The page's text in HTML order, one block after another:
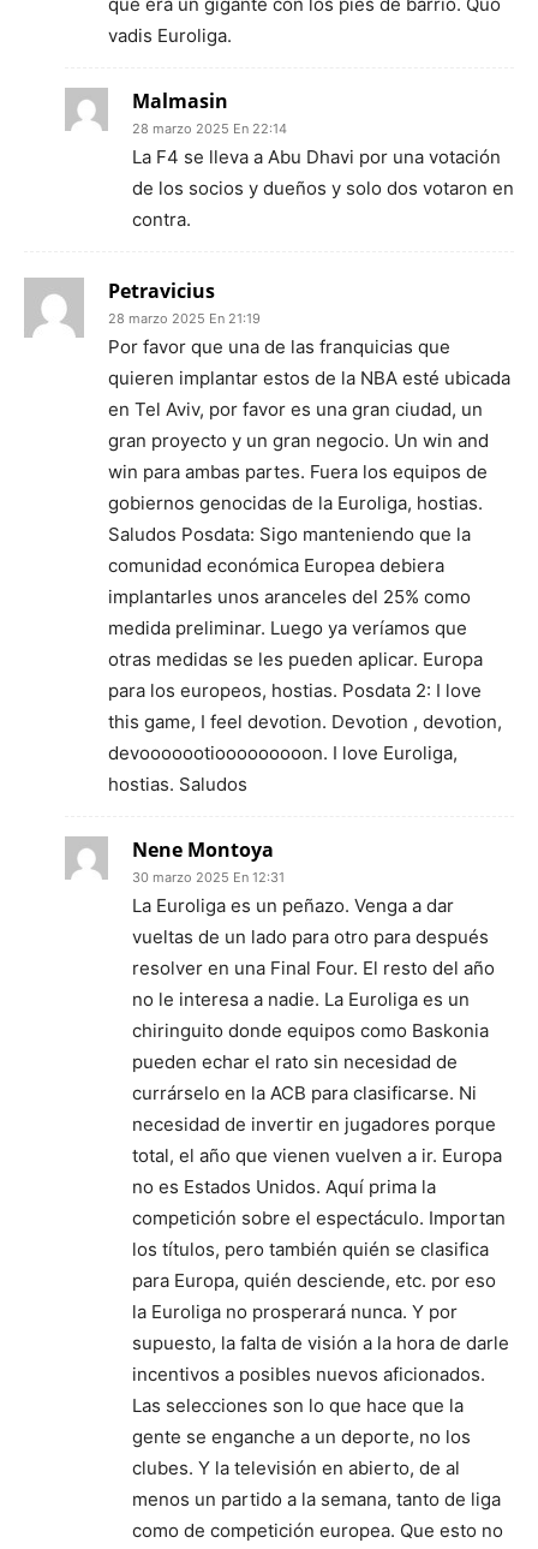
vadis Euroliga.
Malmasin
28 marzo 2025 En 22:14
La F4 se lleva a Abu Dhavi por una votación
de los socios y dueños y solo dos votaron en
contra.
Petravicius
28 marzo 2025 En 21:19
Por favor que una de las franquicias que
quieren implantar estos de la NBA esté ubicada
en Tel Aviv, por favor es una gran ciudad, un
gran proyecto y un gran negocio. Un win and
win para ambas partes. Fuera los equipos de
gobiernos genocidas de la Euroliga, hostias.
Saludos Posdata: Sigo manteniendo que la
comunidad económica Europea debiera
implantarles unos aranceles del 25% como
medida preliminar. Luego ya veríamos que
otras medidas se les pueden aplicar. Europa
para los europeos, hostias. Posdata 2: I love
this game, I feel devotion. Devotion , devotion,
devooooootiooooooooon. I love Euroliga,
hostias. Saludos
Nene Montoya
30 marzo 2025 En 12:31
La Euroliga es un peñazo. Venga a dar
vueltas de un lado para otro para después
resolver en una Final Four. El resto del año
no le interesa a nadie. La Euroliga es un
chiringuito donde equipos como Baskonia
pueden echar el rato sin necesidad de
currárselo en la ACB para clasificarse. Ni
necesidad de invertir en jugadores porque
total, el año que vienen vuelven a ir. Europa
no es Estados Unidos. Aquí prima la
competición sobre el espectáculo. Importan
los títulos, pero también quién se clasifica
para Europa, quién desciende, etc. por eso
la Euroliga no prosperará nunca. Y por
supuesto, la falta de visión a la hora de darle
incentivos a posibles nuevos aficionados.
Las selecciones son lo que hace que la
gente se enganche a un deporte, no los
clubes. Y la televisión en abierto, de al
menos un partido a la semana, tanto de liga
como de competición europea. Que esto no